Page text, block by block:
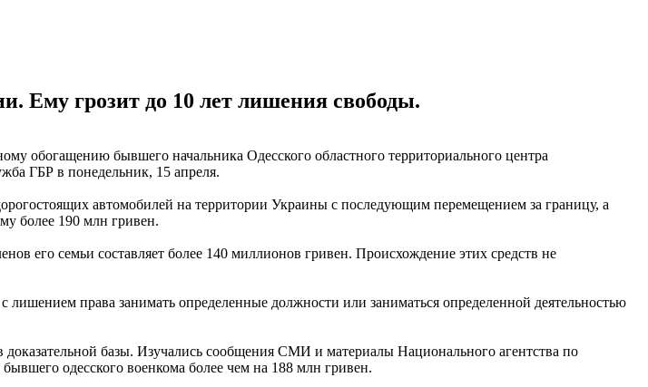
Ему грозит до 10 лет лишения свободы.
обогащению бывшего начальника Одесского областного территориального центра
ГБР в понедельник, 15 апреля.
автомобилей на территории Украины с последующим перемещением за границу, а
более 190 млн гривен.
его семьи составляет более 140 миллионов гривен. Происхождение этих средств не
права занимать определенные должности или заниматься определенной деятельностью
базы. Изучались сообщения СМИ и материалы Национального агентства по
бывшего одесского военкома более чем на 188 млн гривен.